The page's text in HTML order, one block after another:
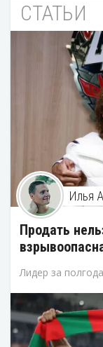
СТАТЬИ
Илья
Продать
Лидер за